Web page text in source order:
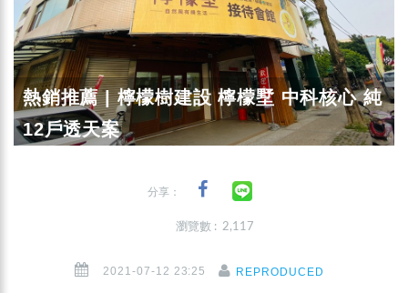
熱銷推薦 | 檸檬樹建設 檸檬墅 中科核心 純
12戶透天案
分享：
瀏覽數 : 2,117
2021-07-12 23:25 REPRODUCED